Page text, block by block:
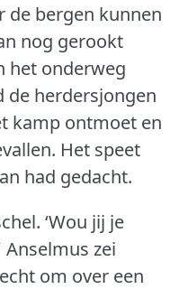
de bergen kunnen
nog gerookt
het onderweg
de herdersjongen
kamp ontmoet en
Het speet
had gedacht.
‘Wou jij je
Anselmus zei
om over een